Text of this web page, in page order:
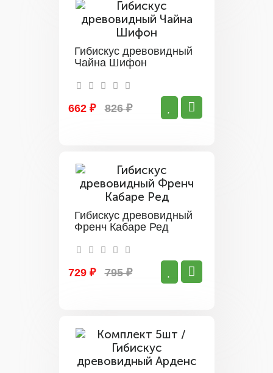
Гибискус древовидный
Чайна Шифон
662 ₽ 826 ₽
Гибискус древовидный
Френч Кабаре Ред
729 ₽ 795 ₽